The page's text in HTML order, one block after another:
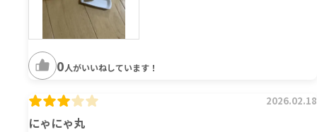
0人がいいねしています！
にゃにゃ丸
2026.02.18